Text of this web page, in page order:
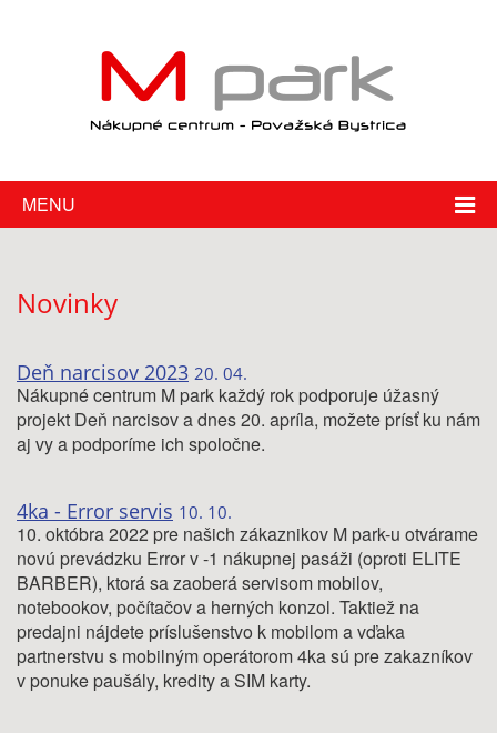
MENU
Novinky
Deň narcisov 2023 20. 04.
Nákupné centrum M park každý rok podporuje úžasný
projekt Deň narcisov a dnes 20. apríla, možete prísť ku nám
aj vy a podporíme ich spoločne.
4ka - Error servis 10. 10.
10. októbra 2022 pre našich zákaznikov M park-u otvárame
novú prevádzku Error v -1 nákupnej pasáži (oproti ELITE
BARBER), ktorá sa zaoberá servisom mobilov,
notebookov, počítačov a herných konzol. Taktiež na
predajni nájdete príslušenstvo k mobilom a vďaka
partnerstvu s mobilným operátorom 4ka sú pre zakazníkov
v ponuke paušály, kredity a SIM karty.